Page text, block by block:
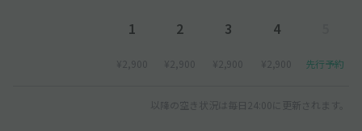
1
¥2,900
2
¥2,900
3
¥2,900
4
¥2,900 先行予約
以降の空き状況は毎日24:00に更新されます。